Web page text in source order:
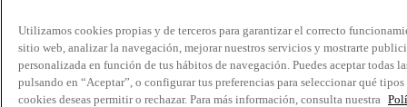
Utilizamos cookies propias y de terceros para garantizar el correcto
sitio web, analizar la navegación, mejorar nuestros servicios y mostrarte
personalizada en función de tus hábitos de navegación. Puedes aceptar todas
pulsando en “Aceptar”, o configurar tus preferencias para seleccionar qué tipos
cookies deseas permitir o rechazar. Para más información, consulta nuestra